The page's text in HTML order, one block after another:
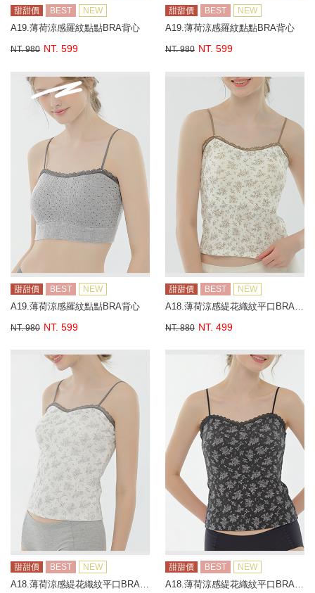
甜甜價 BEST NEW
A19.薄荷涼感羅紋點點BRA背心
NT. 980 NT. 599
甜甜價 BEST NEW
A19.薄荷涼感羅紋點點BRA背心
NT. 980 NT. 599
甜甜價 BEST NEW
A19.薄荷涼感羅紋點點BRA背心
NT. 980 NT. 599
甜甜價 BEST NEW
NT. 880 NT. 499
甜甜價 BEST NEW
A18.薄荷涼感緹花織紋平口BRA背心
甜甜價 BEST NEW
A18.薄荷涼感緹花織紋平口BRA背心